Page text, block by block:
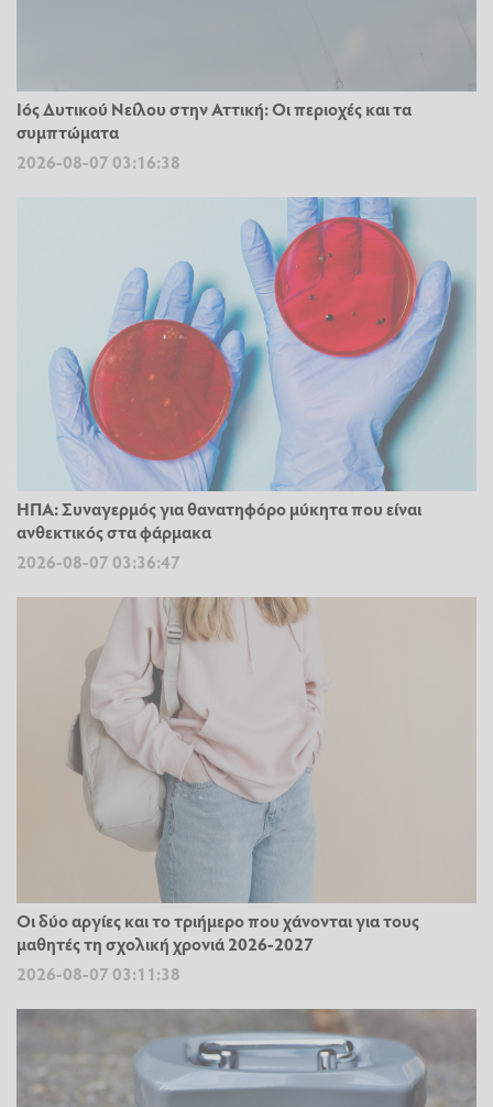
Ιός Δυτικού Νείλου στην Αττική: Οι περιοχές και τα
συμπτώματα
2026-08-07 03:16:38
ΗΠΑ: Συναγερμός για θανατηφόρο μύκητα που είναι
ανθεκτικός στα φάρμακα
2026-08-07 03:36:47
Οι δύο αργίες και το τριήμερο που χάνονται για τους
μαθητές τη σχολική χρονιά 2026-2027
2026-08-07 03:11:38